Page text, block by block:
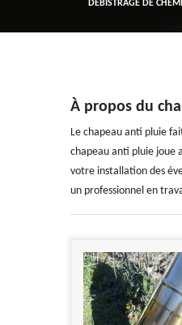
DÉBISTRAGE DE
À propos du
Le chapeau anti pluie
chapeau anti pluie joue
votre installation des
un professionnel en